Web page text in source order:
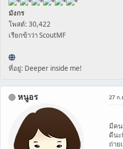
มังกร
โพสต์: 30,422
เรียกข้าว่า ScoutMF
ที่อยู่: Deeper inside me!
หนูอร 27 ก.
มีคน
ดีนะ
ถ่าย